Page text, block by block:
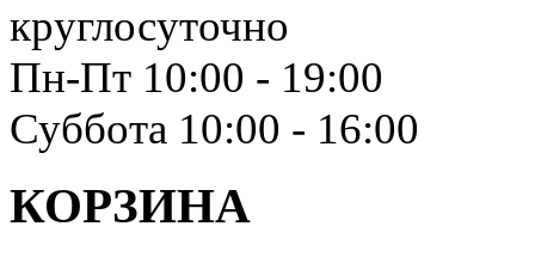
круглосуточно
Пн-Пт 10:00 - 19:00
Суббота 10:00 - 16:00
КОРЗИНА